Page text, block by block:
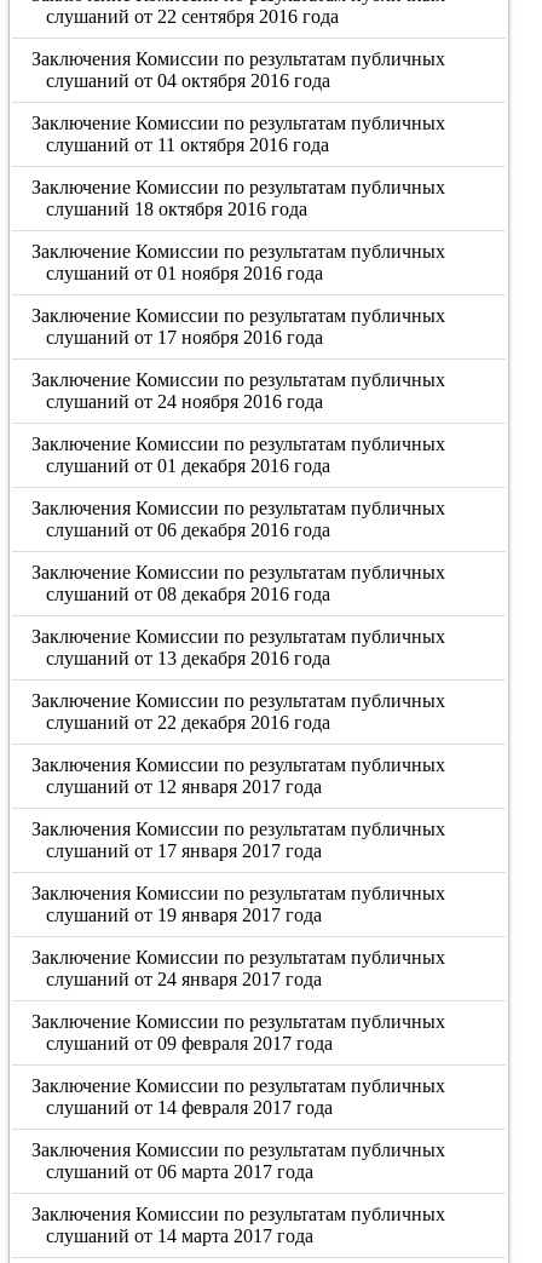
слушаний от 22 сентября 2016 года
Заключения Комиссии по результатам публичных
слушаний от 04 октября 2016 года
Заключение Комиссии по результатам публичных
слушаний от 11 октября 2016 года
Заключение Комиссии по результатам публичных
слушаний 18 октября 2016 года
Заключение Комиссии по результатам публичных
слушаний от 01 ноября 2016 года
Заключение Комиссии по результатам публичных
слушаний от 17 ноября 2016 года
Заключение Комиссии по результатам публичных
слушаний от 24 ноября 2016 года
Заключение Комиссии по результатам публичных
слушаний от 01 декабря 2016 года
Заключения Комиссии по результатам публичных
слушаний от 06 декабря 2016 года
Заключение Комиссии по результатам публичных
слушаний от 08 декабря 2016 года
Заключение Комиссии по результатам публичных
слушаний от 13 декабря 2016 года
Заключение Комиссии по результатам публичных
слушаний от 22 декабря 2016 года
Заключения Комиссии по результатам публичных
слушаний от 12 января 2017 года
Заключения Комиссии по результатам публичных
слушаний от 17 января 2017 года
Заключения Комиссии по результатам публичных
слушаний от 19 января 2017 года
Заключение Комиссии по результатам публичных
слушаний от 24 января 2017 года
Заключение Комиссии по результатам публичных
слушаний от 09 февраля 2017 года
Заключение Комиссии по результатам публичных
слушаний от 14 февраля 2017 года
Заключения Комиссии по результатам публичных
слушаний от 06 марта 2017 года
Заключения Комиссии по результатам публичных
слушаний от 14 марта 2017 года